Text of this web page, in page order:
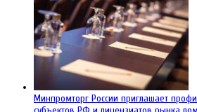
Минпромторг России приглашает